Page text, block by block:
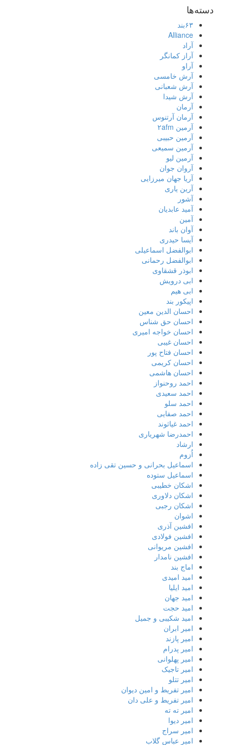
دسته‌ها
۶۳بند
Alliance
آراد
آراز کمانگر
آراو
آرش خامسی
آرش شعبانی
آرش شیدا
آرمان
آرمان آرتنوس
آرمین ۲afm
آرمین حبیبی
آرمین سمیعی
آرمین لیو
آروان جوان
آریا جهان میرزایی
آرین یاری
آشور
آمید عابدیان
آمین
آوان باند
آیسا حیدری
ابوالفضل اسماعیلی
ابوالفضل رحمانی
ابوذر قشقاوی
ابی درویش
ابی هیم
اپیکور بند
احسان الدین معین
احسان حق شناس
احسان خواجه امیری
احسان غیبی
احسان فتاح پور
احسان کریمی
احسان هاشمی
احمد روحنواز
احمد سعیدی
احمد سلو
احمد صفایی
احمد غیاثوند
احمدرضا شهریاری
ارشاد
اُزوم
اسماعیل بحرانی و حسین تقی زاده
اسماعیل ستوده
اشکان خطیبی
اشکان دلاوری
اشکان رجبی
اشوان
افشین آذری
افشین فولادی
افشین مریوانی
افشین نامدار
اماج بند
امید امیدی
امید ایلیا
امید جهان
امید حجت
امید شکیبی و جمیل
امیر ابران
امیر پازند
امیر پدرام
امیر پهلوانی
امیر تاجیک
امیر تتلو
امیر تفریط و امین دیوان
امیر تفریط و علی دان
امیر ته ته
امیر دیوا
امیر سراج
امیر عباس گلاب